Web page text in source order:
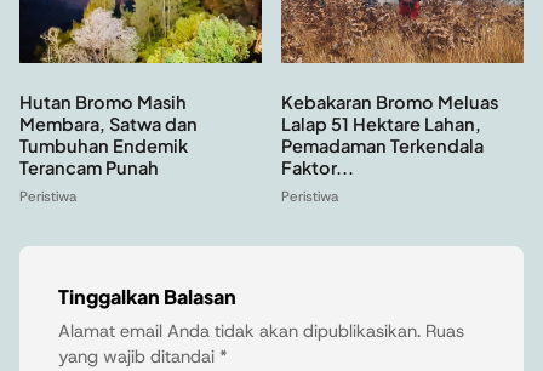
Hutan Bromo Masih
Membara, Satwa dan
Tumbuhan Endemik
Terancam Punah
Peristiwa
Kebakaran Bromo Meluas
Lalap 51 Hektare Lahan,
Pemadaman Terkendala
Faktor...
Peristiwa
Tinggalkan Balasan
Alamat email Anda tidak akan dipublikasikan. Ruas
yang wajib ditandai *